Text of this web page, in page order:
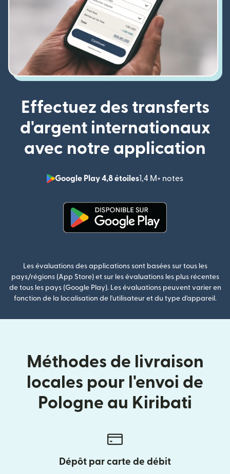
Effectuez des transferts
d'argent internationaux
avec notre application
Google Play 4,8 étoiles1,4 M+ notes
Les évaluations des applications sont basées sur tous les
pays/régions (App Store) et sur les évaluations les plus récentes
de tous les pays (Google Play). Les évaluations peuvent varier en
fonction de la localisation de l'utilisateur et du type d'appareil.
Méthodes de livraison
locales pour l'envoi de
Pologne au Kiribati
Dépôt par carte de débit